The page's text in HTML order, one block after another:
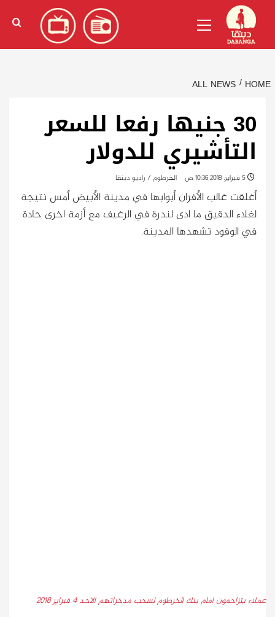
content
الإنجليزية)
Menu
HOME
ALL NEWS
30 جنيها رفعا للسعر
التأشيري للدولار
الخرطوم / راديو دبنقا
أغلقت غالب الأفران أبوابها في مدينة الأبيض أمس نتيجة
لغلاء الدقيق ما ادى لندرة في الرغيف مع أزمة اخرى حادة
في الوقود تشهدها المدينة.
عملاء يتزاحمون امام بنك الخرطوم لسحب مدخراتهم الاحد 4 فبراير 2018